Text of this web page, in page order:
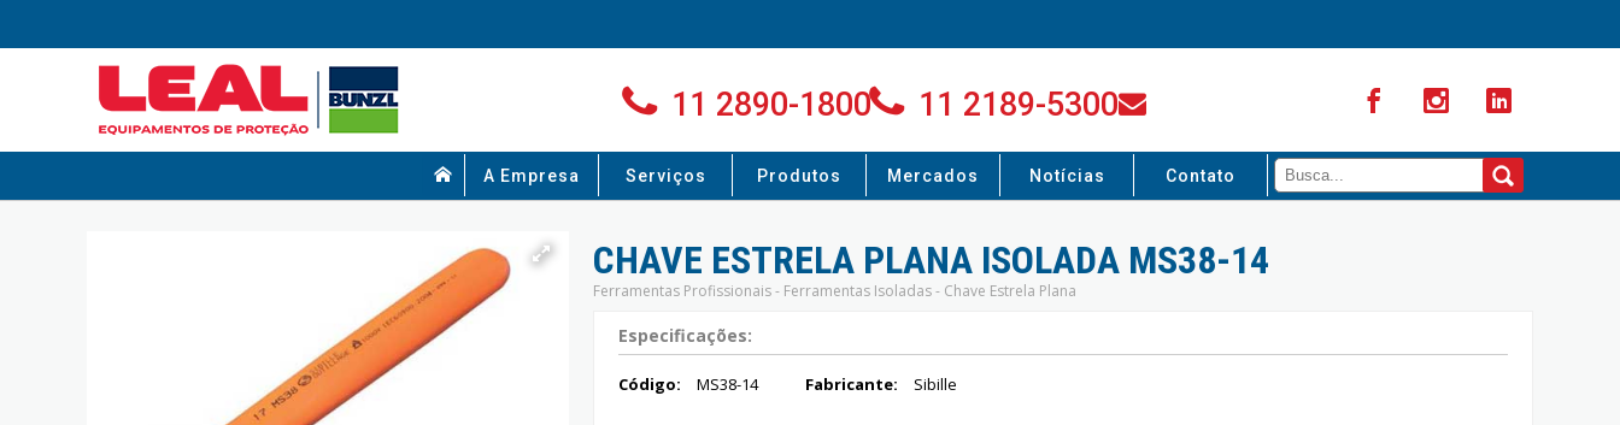
11 2890-1800 11 2189-5300
A Empresa Serviços Produtos Mercados Notícias Contato
CHAVE ESTRELA PLANA ISOLADA MS38-14
Ferramentas Profissionais - Ferramentas Isoladas - Chave Estrela Plana
Especificações:
Código: MS38-14 Fabricante: Sibille